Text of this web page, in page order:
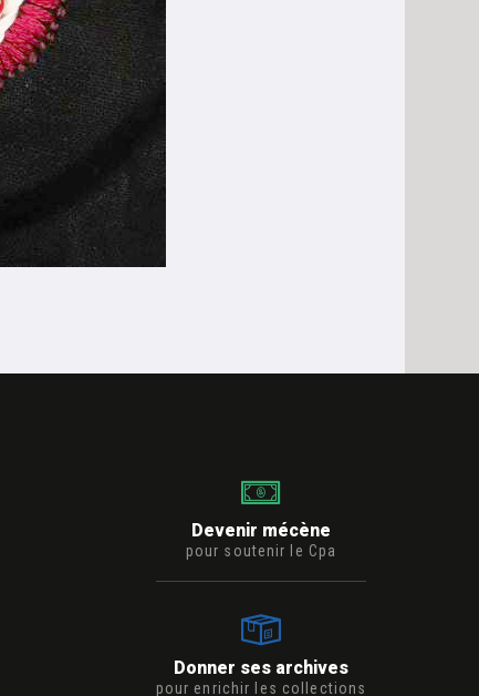
Devenir mécène
pour soutenir le Cpa
Donner ses archives
pour enrichir les collections